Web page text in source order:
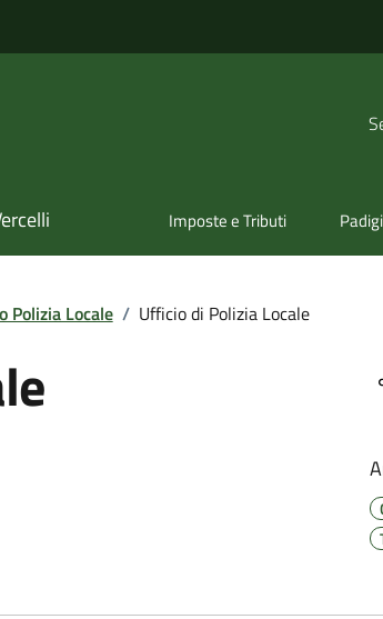
Imposte e Tributi
Polizia Locale / Ufficio di Polizia Locale